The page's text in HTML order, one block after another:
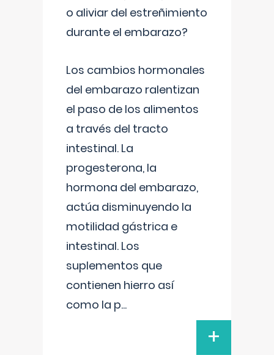
o aliviar del estreñimiento
durante el embarazo?
Los cambios hormonales
del embarazo ralentizan
el paso de los alimentos
a través del tracto
intestinal. La
progesterona, la
hormona del embarazo,
actúa disminuyendo la
motilidad gástrica e
intestinal. Los
suplementos que
contienen hierro así
como la p...
+